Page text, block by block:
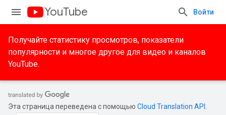
YouTube Войти
Получайте статистику просмотров, показатели
популярности и многое другое для видео и каналов
YouTube.
Эта страница переведена с помощью Cloud Translation API